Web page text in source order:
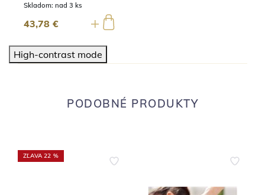
ml
Skladom: nad 3 ks
43,78 €
High-contrast mode
PODOBNÉ PRODUKTY
ZĽAVA 22 %